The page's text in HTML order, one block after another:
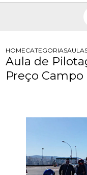
HOMECATEGORIAS
Aula de
Preço Campo